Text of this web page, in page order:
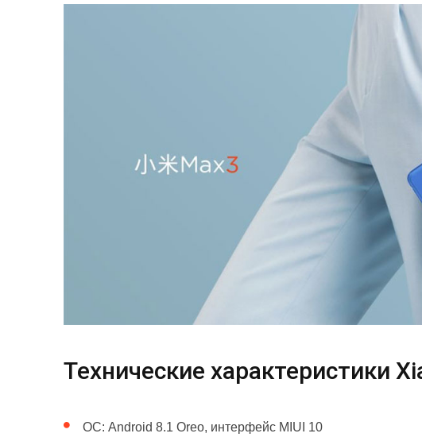
Технические характеристики
ОС: Android 8.1 Oreo, интерфейс MIUI 10